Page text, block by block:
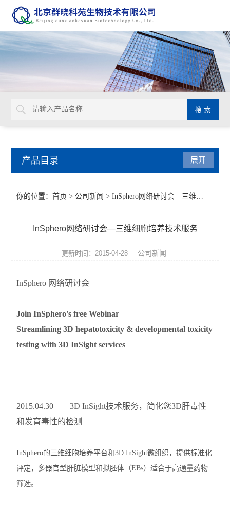
产品目录
Bovogen胎牛血清等动物源产品
NviGen磁性纳米颗粒
nanomyp纳米类材料
Matriks抗体药ELISA试剂盒
荧光检测简易装置
展开
你的位置：首页 > 公司新闻 > InSphero网络研讨会—三维细胞培养技术服务
InSphero网络研讨会—三维细胞培养技术服务
更新时间：2015-04-28 公司新闻
InSphero 网络研讨会
Join InSphero's free Webinar
Streamlining 3D hepatotoxicity & developmental toxicity
testing with 3D InSight services
2015.04.30——3D InSight技术服务，简化您3D肝毒性
和发育毒性的检测
InSphero的三维细胞培养平台和3D InSight微组织，提供标准化
评定，多器官型肝脏模型和拟胚体（EBs）适合于高通量药物
筛选。